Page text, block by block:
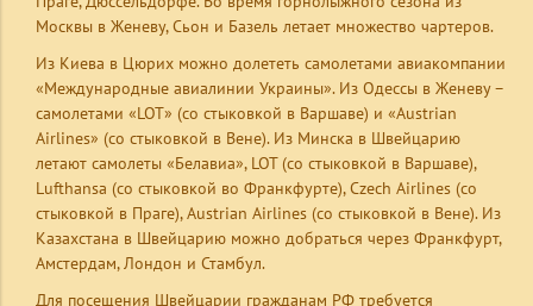
Москвы в Женеву, Сьон и Базель летает множество чартеров.
Из Киева в Цюрих можно долететь самолетами авиакомпании
«Международные авиалинии Украины». Из Одессы в Женеву –
самолетами «LOT» (со стыковкой в Варшаве) и «Austrian
Airlines» (со стыковкой в Вене). Из Минска в Швейцарию
летают самолеты «Белавиа», LOT (со стыковкой в Варшаве),
Lufthansa (со стыковкой во Франкфурте), Czech Airlines (со
стыковкой в Праге), Austrian Airlines (со стыковкой в Вене). Из
Казахстана в Швейцарию можно добраться через Франкфурт,
Амстердам, Лондон и Стамбул.
Для посещения Швейцарии гражданам РФ требуется